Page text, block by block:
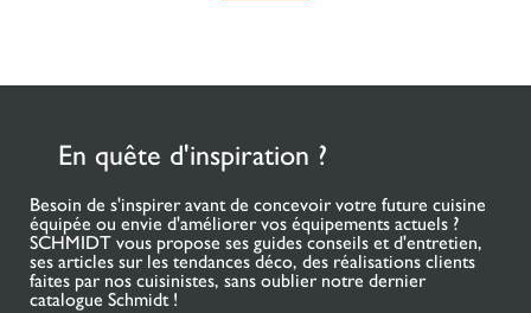
En quête d'inspiration ?
Besoin de s'inspirer avant de concevoir votre future cuisine
équipée ou envie d'améliorer vos équipements actuels ?
SCHMIDT vous propose ses guides conseils et d'entretien,
ses articles sur les tendances déco, des réalisations clients
faites par nos cuisinistes, sans oublier notre dernier
catalogue Schmidt !